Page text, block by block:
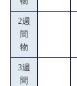
2週
間
物
3週
間